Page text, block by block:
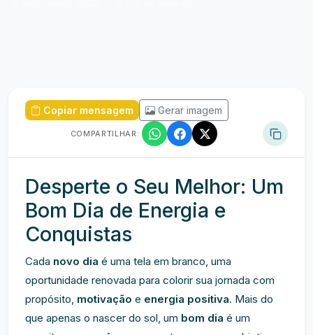
Copiar mensagem Gerar imagem
COMPARTILHAR:
Desperte o Seu Melhor: Um
Bom Dia de Energia e
Conquistas
Cada novo dia é uma tela em branco, uma
oportunidade renovada para colorir sua jornada com
propósito, motivação e energia positiva. Mais do
que apenas o nascer do sol, um bom dia é um